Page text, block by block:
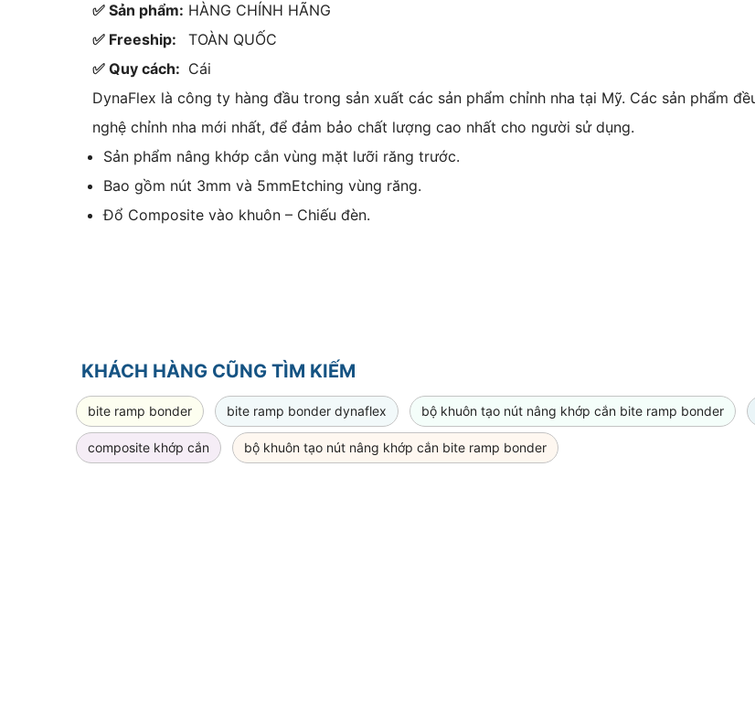
✅ Sản phẩm: HÀNG CHÍNH HÃNG
✅ Freeship:
TOÀN QUỐC
✅ Quy cách: Cái
DynaFlex là công ty hàng đầu trong sản xuất các sản phẩm chỉnh nha tại Mỹ. Các sản phẩm
nghệ chỉnh nha mới nhất, để đảm bảo chất lượng cao nhất cho người sử dụng.
Sản phẩm nâng khớp cắn vùng mặt lưỡi răng trước.
Bao gồm nút 3mm và 5mmEtching vùng răng.
Đổ Composite vào khuôn – Chiếu đèn.
KHÁCH HÀNG CŨNG TÌM KIẾM
bite ramp bonder bite ramp bonder dynaflex bộ khuôn tạo nút nâng khớp cắn bite ramp bonder
composite khớp cắn bộ khuôn tạo nút nâng khớp cắn bite ramp bonder